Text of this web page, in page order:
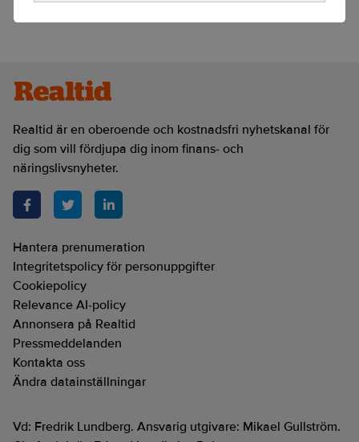
Realtid är en oberoende och kostnadsfri nyhetskanal för
dig som vill fördjupa dig inom finans- och
näringslivsnyheter.
Hantera prenumeration
Integritetspolicy för personuppgifter
Cookiepolicy
Relevance AI-policy
Annonsera på Realtid
Pressmeddelanden
Kontakta oss
Ändra datainställningar
Vd: Fredrik Lundberg. Ansvarig utgivare: Mikael Gullström.